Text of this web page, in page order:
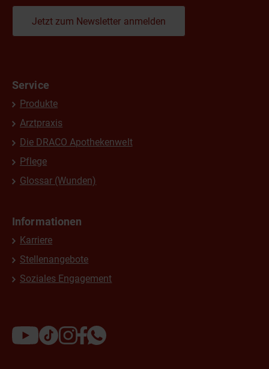
Jetzt zum Newsletter anmelden
Service
Produkte
Arztpraxis
Die DRACO Apothekenwelt
Pflege
Glossar (Wunden)
Informationen
Karriere
Stellenangebote
Soziales Engagement